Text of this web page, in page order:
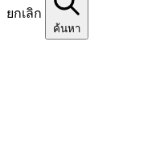
ยกเลิก
ค้นหา